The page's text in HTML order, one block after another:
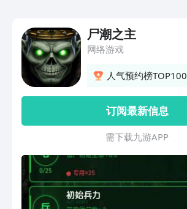
去九游app里预约。尸潮之主
网络游戏
人气预约榜TOP100
订阅最新信息
需 下 载 九 游 A P P